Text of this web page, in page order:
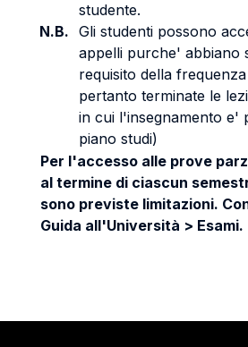
studente.
N.B. Gli studenti possono
appelli purche' abbiano
requisito della
pertanto terminate le
in cui l'insegnamento e'
piano studi)
Per l'accesso alle prove
al termine di ciascun
sono previste limitazioni.
Guida all'Università > Esami.